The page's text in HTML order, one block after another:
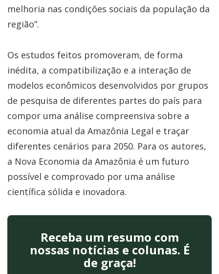
melhoria nas condições sociais da população da
região”.
Os estudos feitos promoveram, de forma
inédita, a compatibilização e a interação de
modelos econômicos desenvolvidos por grupos
de pesquisa de diferentes partes do país para
compor uma análise compreensiva sobre a
economia atual da Amazônia Legal e traçar
diferentes cenários para 2050. Para os autores,
a Nova Economia da Amazônia é um futuro
possível e comprovado por uma análise
científica sólida e inovadora.
Receba um resumo com
nossas notícias e colunas. É
de graça!